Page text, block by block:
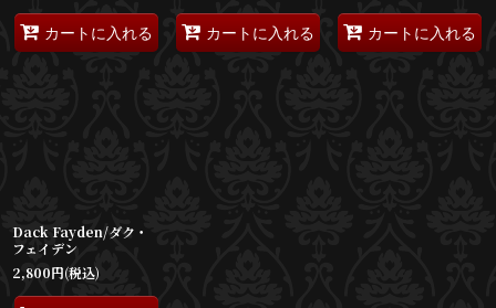
カートに入れる カートに入れる カートに入れる
Dack Fayden/ダク・
フェイデン
2,800円(税込)